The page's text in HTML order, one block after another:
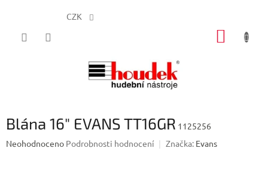
CZK
Blána 16" EVANS TT16GR 1125256
Průměrné
Neohodnoceno Podrobnosti hodnocení Značka: Evans